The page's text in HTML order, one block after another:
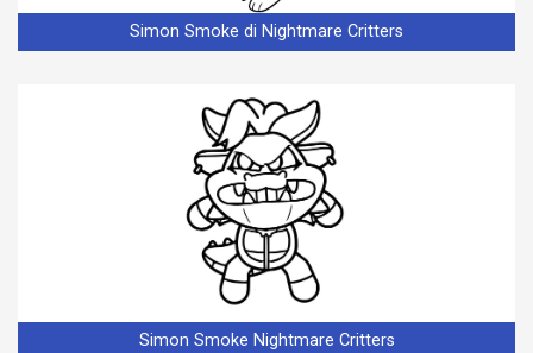
Simon Smoke di Nightmare Critters
Simon Smoke Nightmare Critters